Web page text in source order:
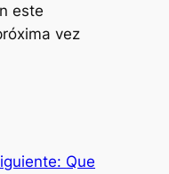
este
vez
Que